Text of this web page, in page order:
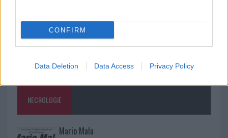
CONFIRM
Data Deletion Data Access Privacy Policy
NECROLOGIE
Mario Malu